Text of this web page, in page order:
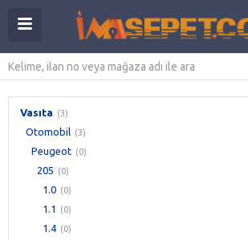
Vasıta (3)
Otomobil (3)
Peugeot (0)
205 (0)
1.0 (0)
1.1 (0)
1.4 (0)